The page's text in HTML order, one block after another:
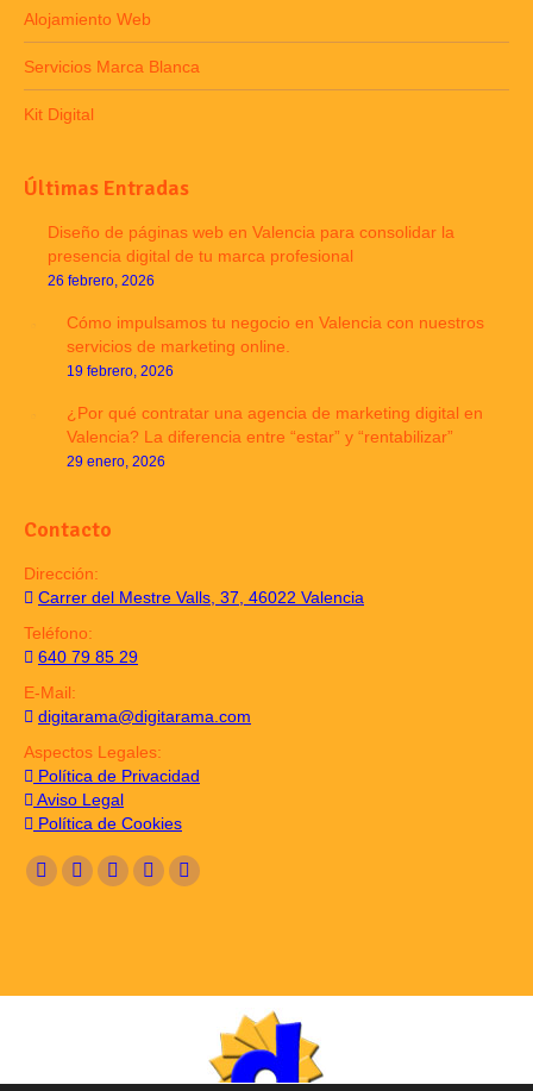
Alojamiento Web
Servicios Marca Blanca
Kit Digital
Últimas Entradas
Diseño de páginas web en Valencia para consolidar la
presencia digital de tu marca profesional
26 febrero, 2026
Cómo impulsamos tu negocio en Valencia con nuestros
servicios de marketing online.
19 febrero, 2026
¿Por qué contratar una agencia de marketing digital en
Valencia? La diferencia entre “estar” y “rentabilizar”
29 enero, 2026
Contacto
Dirección:
Carrer del Mestre Valls, 37, 46022 Valencia
Teléfono:
640 79 85 29
E-Mail:
digitarama@digitarama.com
Aspectos Legales:
Política de Privacidad
Aviso Legal
Política de Cookies
Encuéntranos en:
Facebook
TwitterLinkedinPinterestInstagram
window